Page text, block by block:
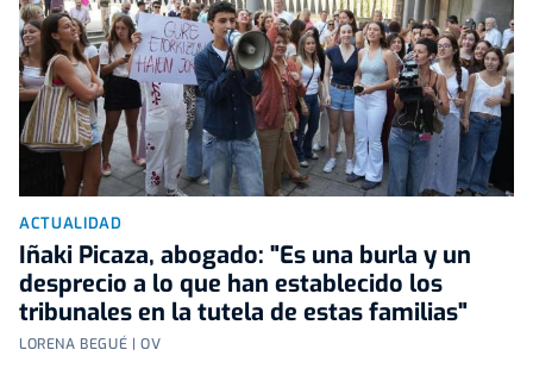
ACTUALIDAD
Iñaki Picaza, abogado: "Es una burla y un
desprecio a lo que han establecido los
tribunales en la tutela de estas familias"
LORENA BEGUÉ | OV